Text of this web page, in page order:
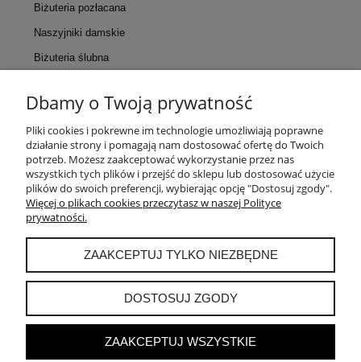
Biżuteria pozłacana
Naszyjniki damskie
Biżuteria ślubna
KONTAKT
POMOC
MOJE KONTO
PŁATNOŚCI I DOSTAWA
INFORMACJE
Dbamy o Twoją prywatność
Pliki cookies i pokrewne im technologie umożliwiają poprawne
działanie strony i pomagają nam dostosować ofertę do Twoich
potrzeb. Możesz zaakceptować wykorzystanie przez nas
wszystkich tych plików i przejść do sklepu lub dostosować użycie
plików do swoich preferencji, wybierając opcję "Dostosuj zgody".
Więcej o plikach cookies przeczytasz w naszej Polityce
prywatności.
ZAAKCEPTUJ TYLKO NIEZBĘDNE
DOSTOSUJ ZGODY
ZAAKCEPTUJ WSZYSTKIE